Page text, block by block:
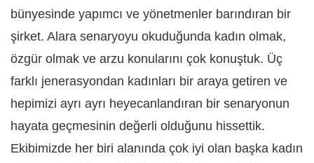
bünyesinde yapımcı ve yönetmenler barındıran bir
şirket. Alara senaryoyu okuduğunda kadın olmak,
özgür olmak ve arzu konularını çok konuştuk. Üç
farklı jenerasyondan kadınları bir araya getiren ve
hepimizi ayrı ayrı heyecanlandıran bir senaryonun
hayata geçmesinin değerli olduğunu hissettik.
Ekibimizde her biri alanında çok iyi olan başka kadın